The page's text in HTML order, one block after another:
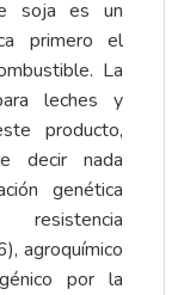
soja es un
primero el
La
leches y
producto,
decir nada
genética
agroquímico
por la